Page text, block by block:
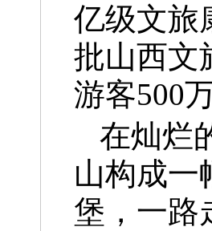
亿级文旅
批山西文
游客500
在灿烂
山构成一
堡，一路